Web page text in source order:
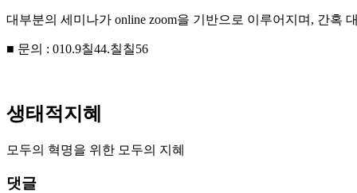
대부분의 세미나가 online zoom을 기반으로 이루어지며, 간혹
■ 문의 : 010.9칠44.칠칠56
생태적지혜
모두의 혁명을 위한 모두의 지혜
댓글